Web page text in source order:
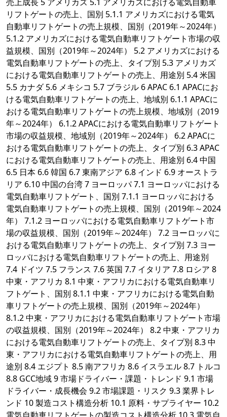
リフトゲートの売上、国別 5.1.1 アメリカズにおける電気
自動車リフトゲートの売上規模、国別（2019年～2024年）
5.1.2 アメリカズにおける電気自動車リフトゲート市場の収
益規模、国別（2019年～2024年） 5.2 アメリカズにおける
電気自動車リフトゲートの売上、タイプ別 5.3 アメリカズ
における電気自動車リフトゲートの売上、用途別 5.4 米国
5.5 カナダ 5.6 メキシコ 5.7 ブラジル 6 APAC 6.1 APACにお
ける電気自動車リフトゲートの売上、地域別 6.1.1 APACに
おける電気自動車リフトゲートの売上規模、地域別（2019
年～2024年） 6.1.2 APACにおける電気自動車リフトゲート
市場の収益規模、地域別（2019年～2024年） 6.2 APACに
おける電気自動車リフトゲートの売上、タイプ別 6.3 APAC
における電気自動車リフトゲートの売上、用途別 6.4 中国
6.5 日本 6.6 韓国 6.7 東南アジア 6.8 インド 6.9 オーストラ
リア 6.10 中国の台湾 7 ヨーロッパ 7.1 ヨーロッパにおける
電気自動車リフトゲート、国別 7.1.1 ヨーロッパにおける
電気自動車リフトゲートの売上規模、国別（2019年～2024
年） 7.1.2 ヨーロッパにおける電気自動車リフトゲート市
場の収益規模、国別（2019年～2024年） 7.2 ヨーロッパに
おける電気自動車リフトゲートの売上、タイプ別 7.3 ヨー
ロッパにおける電気自動車リフトゲートの売上、用途別
7.4 ドイツ 7.5 フランス 7.6 英国 7.7 イタリア 7.8 ロシア 8
中東・アフリカ 8.1 中東・アフリカにおける電気自動車リ
フトゲート、国別 8.1.1 中東・アフリカにおける電気自動
車リフトゲートの売上規模、国別（2019年～2024年）
8.1.2 中東・アフリカにおける電気自動車リフトゲート市場
の収益規模、国別（2019年～2024年） 8.2 中東・アフリカ
における電気自動車リフトゲートの売上、タイプ別 8.3 中
東・アフリカにおける電気自動車リフトゲートの売上、用
途別 8.4 エジプト 8.5 南アフリカ 8.6 イスラエル 8.7 トルコ
8.8 GCC地域 9 市場ドライバー・課題・トレンド 9.1 市場
ドライバー・成長機会 9.2 市場課題・リスク 9.3 業界トレ
ンド 10 製造コスト構造分析 10.1 原料・サプライヤー 10.2